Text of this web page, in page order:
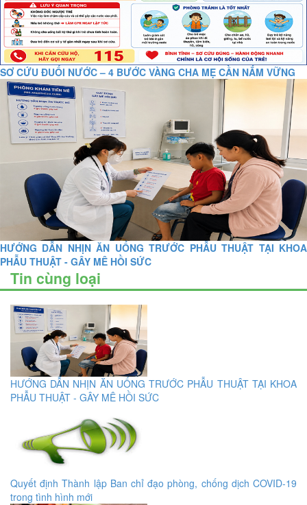
SƠ CỨU ĐUỐI NƯỚC – 4 BƯỚC VÀNG CHA MẸ CẦN NẮM VỮNG
HƯỚNG DẪN NHỊN ĂN UỐNG TRƯỚC PHẪU THUẬT TẠI KHOA
PHẪU THUẬT - GÂY MÊ HỒI SỨC
Tin cùng loại
HƯỚNG DẪN NHỊN ĂN UỐNG TRƯỚC PHẪU THUẬT TẠI KHOA
PHẪU THUẬT - GÂY MÊ HỒI SỨC
Quyết định Thành lập Ban chỉ đạo phòng, chống dịch COVID-19
trong tình hình mới